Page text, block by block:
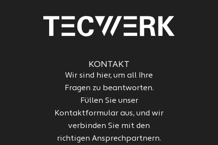
KONTAKT
Wir sind hier, um all Ihre
Fragen zu beantworten.
Füllen Sie unser
Kontaktformular aus, und wir
verbinden Sie mit den
richtigen Ansprechpartnern.